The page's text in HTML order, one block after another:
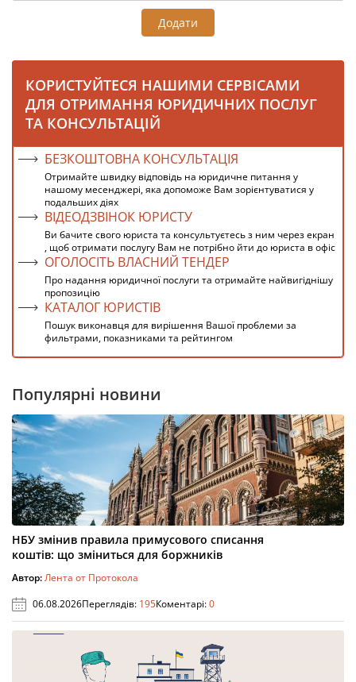
Додати
КОРИСТУЙТЕСЯ НАШИМИ СЕРВІСАМИ
ДЛЯ ОТРИМАННЯ ЮРИДИЧНИХ ПОСЛУГ
ТА КОНСУЛЬТАЦІЙ
БЕЗКОШТОВНА КОНСУЛЬТАЦІЯ
Отримайте швидку відповідь на юридичне питання у
нашому месенджері, яка допоможе Вам зорієнтуватися у
подальших діях
ВІДЕОДЗВІНОК ЮРИСТУ
Ви бачите свого юриста та консультуєтесь з ним через екран
, щоб отримати послугу Вам не потрібно йти до юриста в офіс
ОГОЛОСІТЬ ВЛАСНИЙ ТЕНДЕР
Про надання юридичної послуги та отримайте найвигіднішу
пропозицію
КАТАЛОГ ЮРИСТІВ
Пошук виконавця для вирішення Вашої проблеми за
фильтрами, показниками та рейтингом
Популярні новини
НБУ змінив правила примусового списання
коштів: що зміниться для боржників
Автор:Лента от Протокола
06.08.2026Переглядів: 195Коментарі:0